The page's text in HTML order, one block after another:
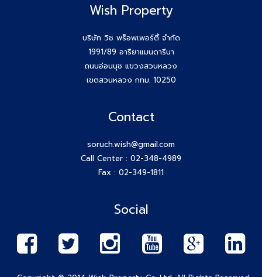
Wish Property
บริษัท วิช พร็อพเพอร์ตี้ จำกัด
1991/89 อารียาแมนดารีนา
ถนนอ่อนนุช แขวงสวนหลวง
เขตสวนหลวง กทม. 10250
Contact
soruch.wish@gmail.com
Call Center : 02-348-4989
Fax : 02-349-1811
Social